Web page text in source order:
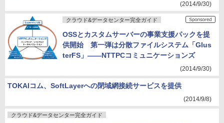
(2014/9/30)
クラウド&データセンター完全ガイド
OSSとカスタムサーバーの事業支援パックを提
供開始 第一弾は分散ファイルシステム「Glus
terFS」――NTTPCコミュニケーションズ
(2014/9/30)
TOKAIコム、SoftLayerへの閉域網接続サービスを提供
(2014/9/8)
クラウド&データセンター完全ガイド